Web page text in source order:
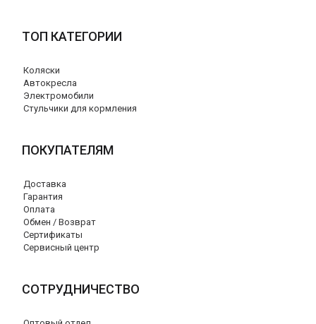
ТОП КАТЕГОРИИ
Коляски
Автокресла
Электромобили
Стульчики для кормления
ПОКУПАТЕЛЯМ
Доставка
Гарантия
Оплата
Обмен / Возврат
Сертификаты
Сервисный центр
СОТРУДНИЧЕСТВО